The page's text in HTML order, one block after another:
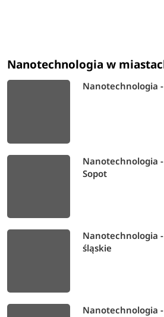
Nanotechnologia w
Nanotechnologia
Nanotechnologia
Sopot
Nanotechnologia
śląskie
Nanotechnologia -